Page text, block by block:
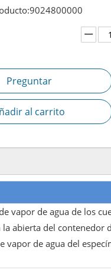
9024800000
Preguntar
al carrito
vapor de agua de los
abierta del contenedor
vapor de agua del